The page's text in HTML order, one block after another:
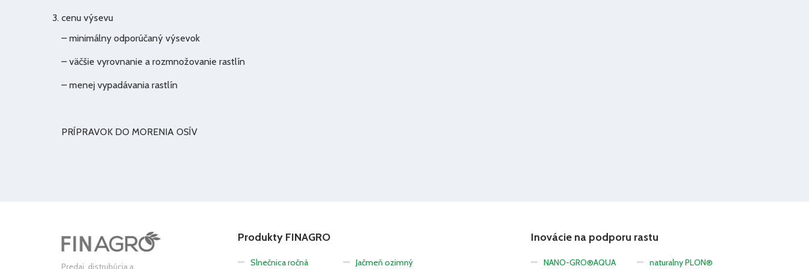
cenu výsevu
– minimálny odporúčaný výsevok
– väčšie vyrovnanie a rozmnožovanie rastlín
– menej vypadávania rastlín
PRÍPRAVOK DO MORENIA OSÍV
Predaj, distrubúcia a
Produkty FINAGRO
Slnečnica ročná Jačmeň ozimný
Inovácie na podporu rastu
NANO-GRO®AQUA naturalny PLON®